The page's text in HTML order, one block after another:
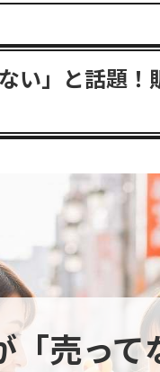
い」と話題
「売っ